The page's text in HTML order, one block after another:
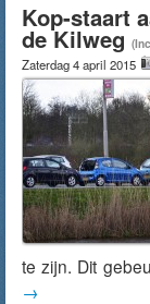
Kop-staart
de Kilweg
Zaterdag 4 april 2015
te zijn. Dit
→